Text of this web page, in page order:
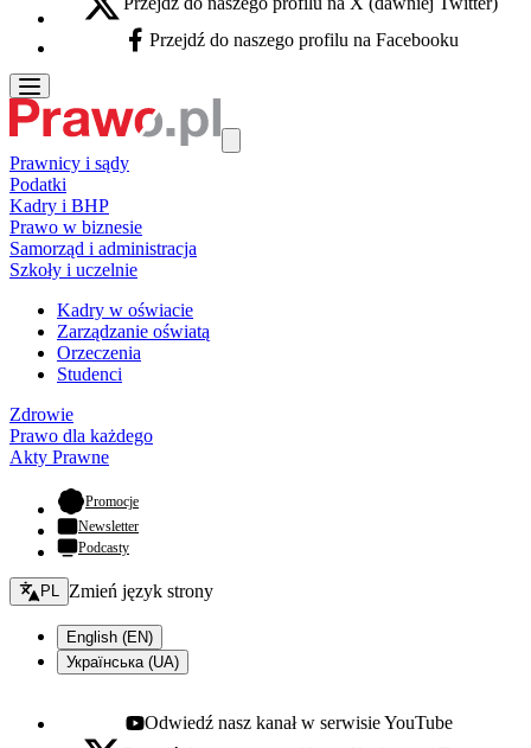
X - otwiera się w nowej karcie
Facebook - otwiera się w nowej karcie
Przejdź do naszego profilu na Facebooku
Prawnicy i sądy
Podatki
Kadry i BHP
Prawo w biznesie
Samorząd i administracja
Szkoły i uczelnie
Kadry w oświacie
Zarządzanie oświatą
Orzeczenia
Studenci
Zdrowie
Prawo dla każdego
Akty Prawne
Promocje- otwiera się w nowej karcie
Newsletter
Podcasty
Zmień język - bieżący:
PL Zmień język strony
English (EN)
Українська (UA)
Youtube - otwiera się w nowej karcie
Odwiedź nasz kanał w serwisie YouTube